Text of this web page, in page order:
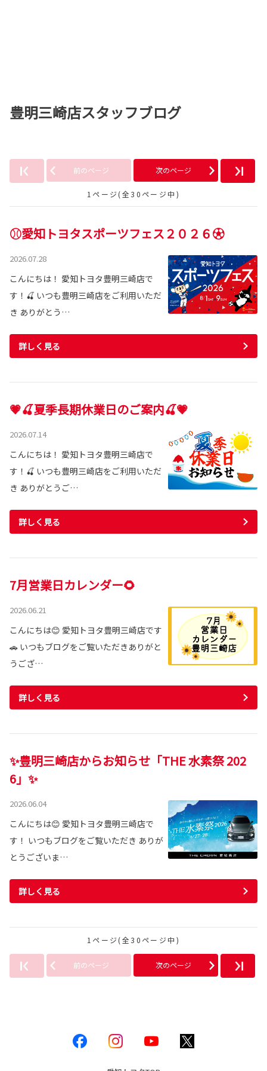
豊明三崎店スタッフブログ
前のページ 次のページ
1ページ(全30ページ中)
⚾愛知トヨタスポーツフェス２０２６⚽
2026.07.28
こんにちは！ 愛知トヨタ豊明三崎店で
す！🍒 いつも豊明三崎店をご利用いただ
き ありがとう…
詳しく見る
💗🍒夏季長期休業日のご案内🍒💗
2026.07.14
こんにちは！ 愛知トヨタ豊明三崎店で
す！🍒 いつも豊明三崎店をご利用いただ
き ありがとうご…
詳しく見る
7月営業日カレンダー🌻
2026.06.21
こんにちは😊 愛知トヨタ豊明三崎店です
🚗 いつもブログをご覧いただきありがと
うござ…
詳しく見る
✨豊明三崎店からお知らせ「THE 水素祭 202
6」✨
2026.06.04
こんにちは😊 愛知トヨタ豊明三崎店で
す！ いつもブログをご覧いただき ありが
とうございま…
詳しく見る
1ページ(全30ページ中)
前のページ 次のページ